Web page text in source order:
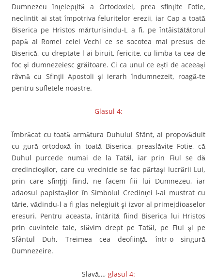
Dumnezeu înţelepţită a Ortodoxiei, prea sfinţite Fotie,
neclintit ai stat împotriva feluritelor erezii, iar Cap a toată
Biserica pe Hristos mărturisindu-L a fi, pe întâistătătorul
papă al Romei celei Vechi ce se socotea mai presus de
Biserică, cu dreptate l-ai biruit, fericite, cu limba ta cea de
foc şi dumnezeiesc grăitoare. Ci ca unul ce eşti de aceeaşi
râvnă cu Sfinţii Apostoli şi ierarh îndumnezeit, roagă-te
pentru sufletele noastre.
Glasul 4:
Îmbrăcat cu toată armătura Duhului Sfânt, ai propovăduit
cu gură ortodoxă în toată Biserica, preaslăvite Fotie, că
Duhul purcede numai de la Tatăl, iar prin Fiul se dă
credincioşilor, care cu vrednicie se fac părtaşi lucrării Lui,
prin care sfinţiţi fiind, ne facem fiii lui Dumnezeu, iar
adaosul papistaşilor în Simbolul Credinţei l-ai mustrat cu
tărie, vădindu-l a fi glas nelegiuit şi izvor al primejdioaselor
eresuri. Pentru aceasta, întărită fiind Biserica lui Hristos
prin cuvintele tale, slăvim drept pe Tatăl, pe Fiul şi pe
Sfântul Duh, Treimea cea deofiinţă, într-o singură
Dumnezeire.
Slavă…, glasul 4: